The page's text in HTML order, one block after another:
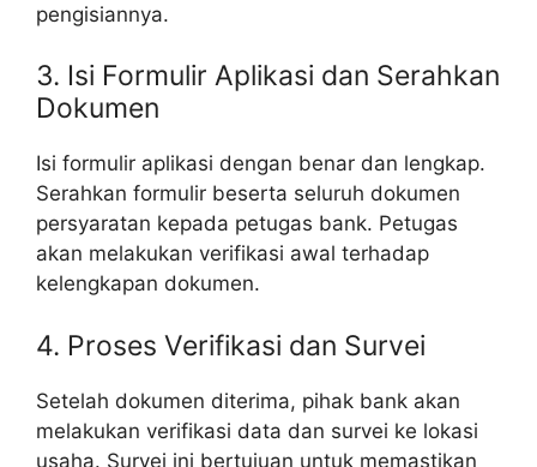
pengisiannya.
3. Isi Formulir Aplikasi dan Serahkan
Dokumen
Isi formulir aplikasi dengan benar dan lengkap.
Serahkan formulir beserta seluruh dokumen
persyaratan kepada petugas bank. Petugas
akan melakukan verifikasi awal terhadap
kelengkapan dokumen.
4. Proses Verifikasi dan Survei
Setelah dokumen diterima, pihak bank akan
melakukan verifikasi data dan survei ke lokasi
usaha. Survei ini bertujuan untuk memastikan